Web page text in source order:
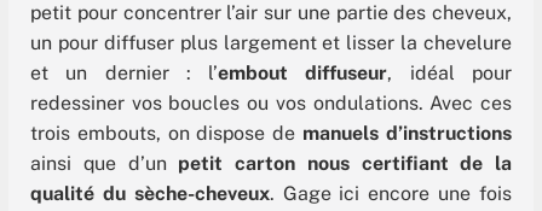
petit pour concentrer l’air sur une partie des cheveux,
un pour diffuser plus largement et lisser la chevelure
et un dernier : l’embout diffuseur, idéal pour
redessiner vos boucles ou vos ondulations. Avec ces
trois embouts, on dispose de manuels d’instructions
ainsi que d’un petit carton nous certifiant de la
qualité du sèche-cheveux. Gage ici encore une fois